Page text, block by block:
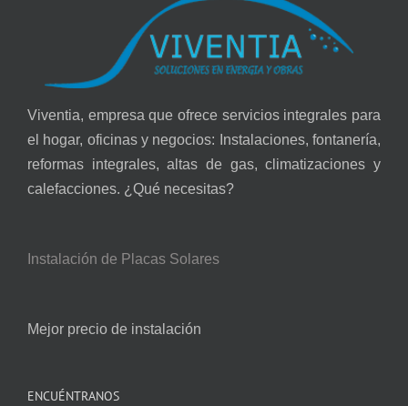
Viventia, empresa que ofrece servicios integrales para
el hogar, oficinas y negocios: Instalaciones, fontanería,
reformas integrales, altas de gas, climatizaciones y
calefacciones. ¿Qué necesitas?
Instalación de Placas Solares
Mejor precio de instalación
ENCUÉNTRANOS